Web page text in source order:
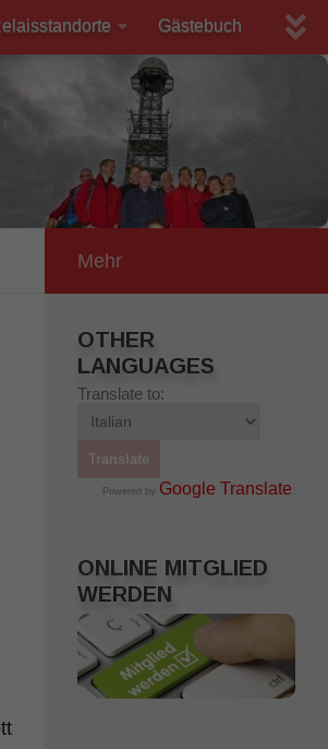
Gästebuch
Mehr
OTHER
LANGUAGES
Translate to:
Powered by Google Translate .
ONLINE MITGLIED
WERDEN